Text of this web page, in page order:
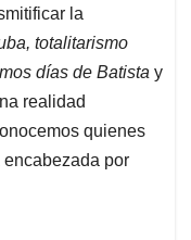
la
totalitarismo
días de Batista y
realidad
quienes
por